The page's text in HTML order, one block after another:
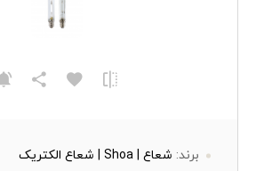
برند: شعاع | Shoa | شعاع الکتریک